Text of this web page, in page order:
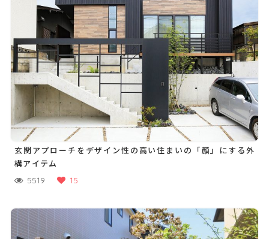
玄関アプローチをデザイン性の高い住まいの「顔」にする外
構アイテム
5519 15